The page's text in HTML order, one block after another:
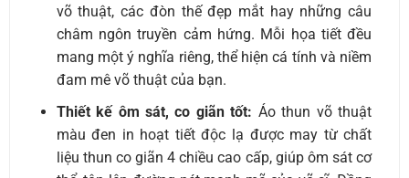
võ thuật, các đòn thế đẹp mắt hay những câu
châm ngôn truyền cảm hứng. Mỗi họa tiết đều
mang một ý nghĩa riêng, thể hiện cá tính và niềm
đam mê võ thuật của bạn.
Thiết kế ôm sát, co giãn tốt: Áo thun võ thuật
màu đen in hoạt tiết độc lạ được may từ chất
liệu thun co giãn 4 chiều cao cấp, giúp ôm sát cơ